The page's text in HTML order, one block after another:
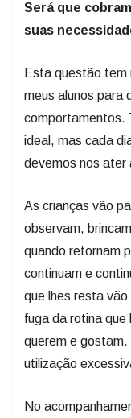
Será que
suas
Esta questão tem
meus alunos para
comportamentos.
ideal, mas cada
devemos nos ater
As crianças vão
observam,
quando retornam
continuam e
que lhes resta
fuga da rotina
querem e
utilização
No